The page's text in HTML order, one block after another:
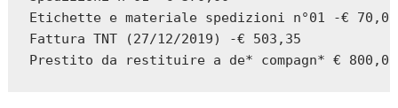
Etichette e materiale spedizioni n°01 -€ 70,00
Fattura TNT (27/12/2019) -€ 503,35
Prestito da restituire a de* compagn* € 800,00